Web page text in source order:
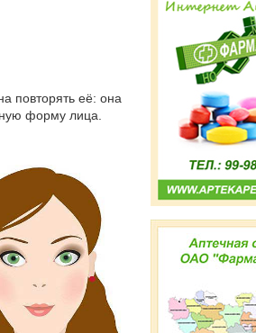
АнвиМакс пор д/пр р-ра внутрь 5г
Экофурил 200мг капс №16
Ранавексим 10г пор д/наруж прим
банка №1
Нимика 100мг таб дисперг №20
Пантенолспрей 4,63% аэрозоль д/
наруж прим 130г №1
повторять её: она
форму лица.